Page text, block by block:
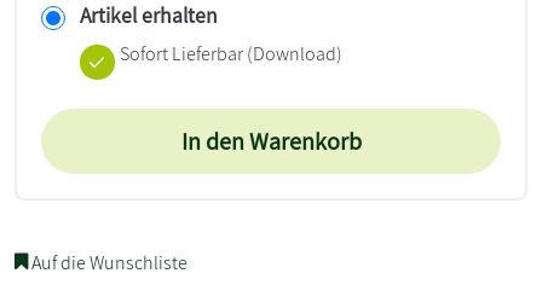
Artikel erhalten
Sofort Lieferbar (Download)
In den Warenkorb
Auf die Wunschliste